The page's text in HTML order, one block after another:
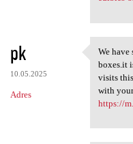
pk
10.05.2025
Adres
We
We have
boxes.it
visits
with
https://